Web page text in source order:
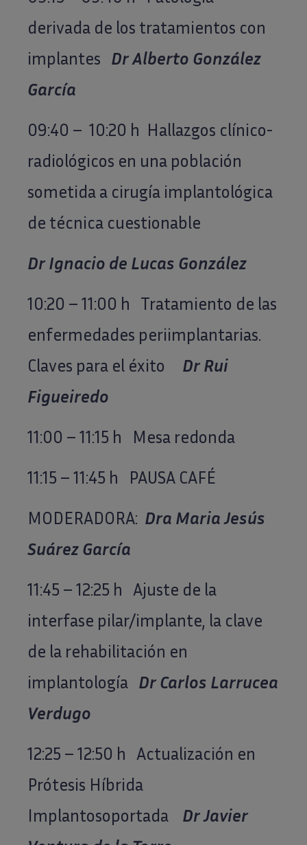
derivada de los tratamientos con
implantes Dr Alberto González
García
09:40 – 10:20 h Hallazgos clínico-
radiológicos en una población
sometida a cirugía implantológica
de técnica cuestionable
Dr Ignacio de Lucas González
10:20 – 11:00 h Tratamiento de las
enfermedades periimplantarias.
Claves para el éxito Dr Rui
Figueiredo
11:00 – 11:15 h Mesa redonda
11:15 – 11:45 h PAUSA CAFÉ
MODERADORA: Dra Maria Jesús
Suárez García
11:45 – 12:25 h Ajuste de la
interfase pilar/implante, la clave
de la rehabilitación en
implantología Dr Carlos Larrucea
Verdugo
12:25 – 12:50 h Actualización en
Prótesis Híbrida
Implantosoportada
Dr Javier